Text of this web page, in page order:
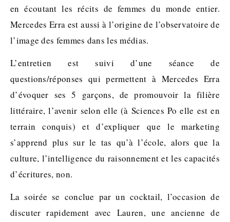
en écoutant les récits de femmes du monde entier.
Mercedes Erra est aussi à l’origine de l’observatoire de
l’image des femmes dans les médias.
L’entretien est suivi d’une séance de
questions/réponses qui permettent à Mercedes Erra
d’évoquer ses 5 garçons, de promouvoir la filière
littéraire, l’avenir selon elle (à Sciences Po elle est en
terrain conquis) et d’expliquer que le marketing
s’apprend plus sur le tas qu’à l’école, alors que la
culture, l’intelligence du raisonnement et les capacités
d’écritures, non.
La soirée se conclue par un cocktail, l’occasion de
discuter rapidement avec Lauren, une ancienne de